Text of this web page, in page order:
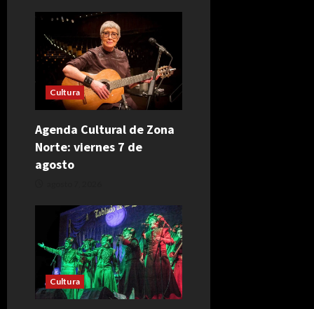
Cultura
Agenda Cultural de Zona
Norte: viernes 7 de
agosto
Cultura